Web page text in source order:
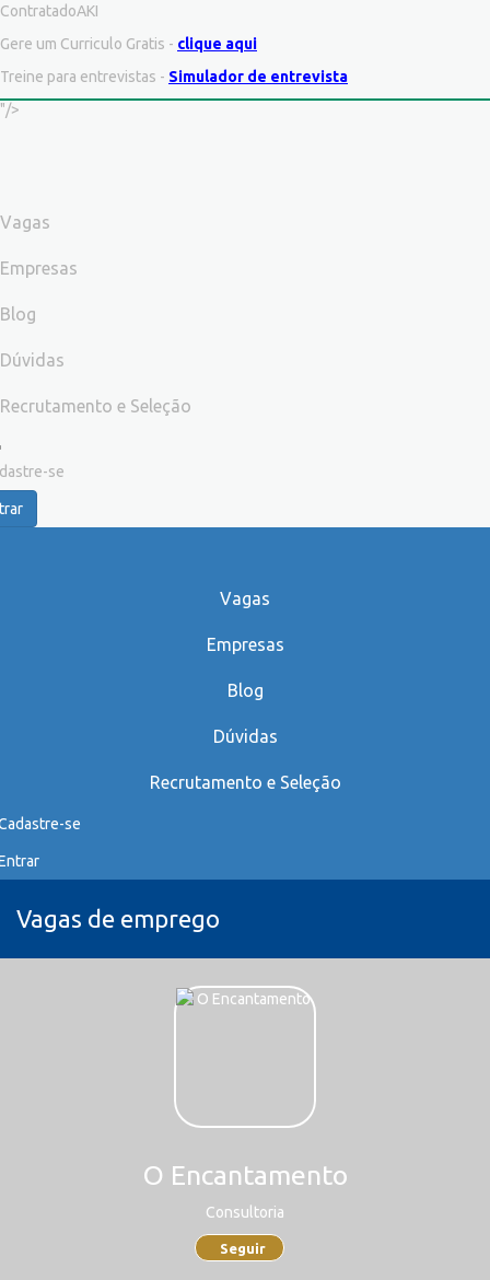
ContratadoAKI
Gere um Curriculo Gratis - clique aqui
Treine para entrevistas - Simulador de entrevista
"/>
Vagas
Empresas
Blog
Dúvidas
Recrutamento e Seleção
se
Vagas
Empresas
Blog
Dúvidas
Recrutamento e Seleção
se
Vagas de emprego
O Encantamento
Consultoria
Seguir